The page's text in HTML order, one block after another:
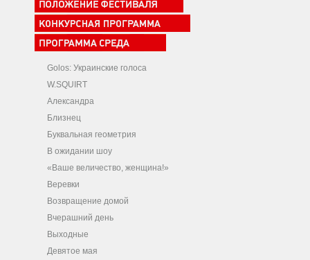
Golos: Украинские голоса
W.SQUIRT
Александра
Близнец
Буквальная геометрия
В ожидании шоу
«Ваше величество, женщина!»
Веревки
Возвращение домой
Вчерашний день
Выходные
Девятое мая